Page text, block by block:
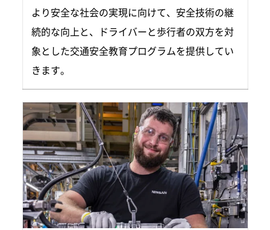
より安全な社会の実現に向けて、安全技術の継
続的な向上と、ドライバーと歩行者の双方を対
象とした交通安全教育プログラムを提供してい
きます。